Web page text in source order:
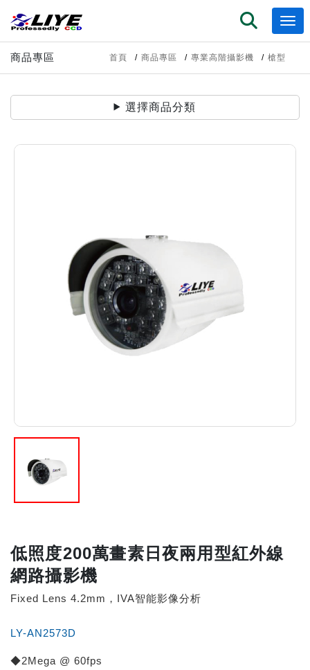
商品專區 首頁 商品專區 專業高階攝影機 槍型
選擇商品分類
低照度200萬畫素日夜兩用型紅外線
網路攝影機
Fixed Lens 4.2mm，IVA智能影像分析
LY-AN2573D
◆2Mega @ 60fps